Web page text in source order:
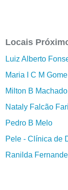
Locais
Luiz Alberto
Maria I C M Gome
Milton B
Nataly Falcão
Pedro B Melo
Pele - Clínica de
Ranilda